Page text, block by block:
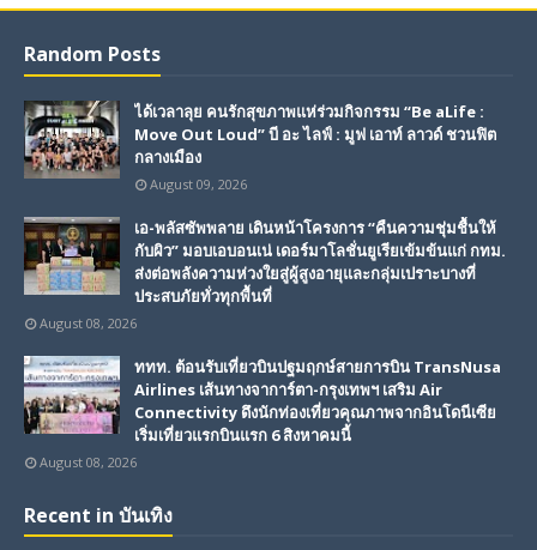
Random Posts
ได้เวลาลุย คนรักสุขภาพแห่ร่วมกิจกรรม “Be aLife :
Move Out Loud” บี อะ ไลฟ์ : มูฟ เอาท์ ลาวด์ ชวนฟิต
กลางเมือง
August 09, 2026
เอ-พลัสซัพพลาย เดินหน้าโครงการ “คืนความชุ่มชื้นให้
กับผิว” มอบเอบอนเน่ เดอร์มาโลชั่นยูเรียเข้มข้นแก่ กทม.
ส่งต่อพลังความห่วงใยสู่ผู้สูงอายุและกลุ่มเปราะบางที่
ประสบภัยทั่วทุกพื้นที่
August 08, 2026
ททท. ต้อนรับเที่ยวบินปฐมฤกษ์สายการบิน TransNusa
Airlines เส้นทางจาการ์ตา-กรุงเทพฯ เสริม Air
Connectivity ดึงนักท่องเที่ยวคุณภาพจากอินโดนีเซีย
เริ่มเที่ยวแรกบินแรก 6 สิงหาคมนี้
August 08, 2026
Recent in บันเทิง